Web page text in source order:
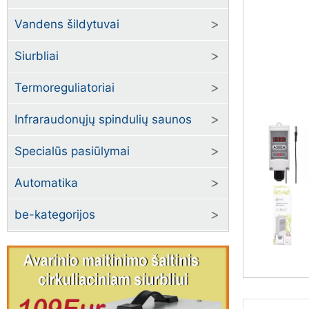
Vandens šildytuvai
Siurbliai
Termoreguliatoriai
Infraraudonųjų spindulių saunos
Specialūs pasiūlymai
Automatika
be-kategorijos